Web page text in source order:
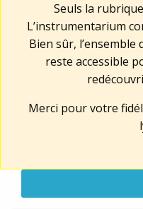
Seuls la
L’instrumentarium
Bien sûr,
reste accessible
Merci pour votre